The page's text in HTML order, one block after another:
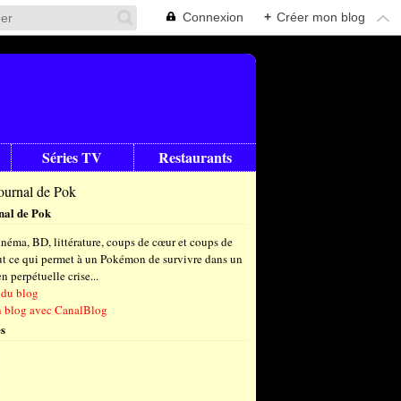
Connexion + Créer mon blog
Séries TV Restaurants
de Pok
BD, littérature, coups de cœur et coups de
ce qui permet à un Pokémon de survivre dans un
perpétuelle crise...
blog
blog avec CanalBlog